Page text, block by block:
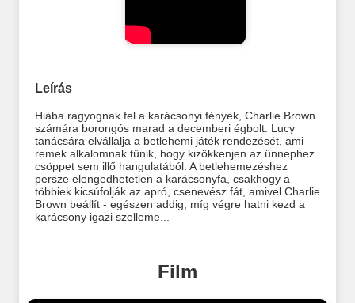
Leírás
Hiába ragyognak fel a karácsonyi fények, Charlie Brown
számára borongós marad a decemberi égbolt. Lucy
tanácsára elvállalja a betlehemi játék rendezését, ami
remek alkalomnak tűnik, hogy kizökkenjen az ünnephez
csöppet sem illő hangulatából. A betlehemezéshez
persze elengedhetetlen a karácsonyfa, csakhogy a
többiek kicsúfolják az apró, csenevész fát, amivel Charlie
Brown beállít - egészen addig, míg végre hatni kezd a
karácsony igazi szelleme...
Film